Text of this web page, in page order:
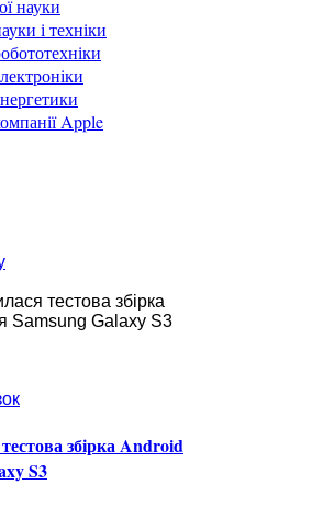
науки
і техніки
Apple
тестова збірка
Samsung Galaxy S3
збірка Android
S3